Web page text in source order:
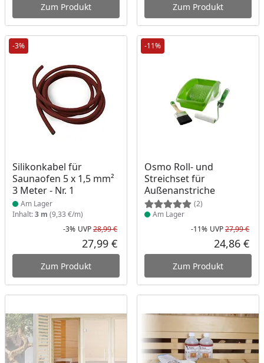
Zum Produkt Zum Produkt
-3%
Silikonkabel für
Saunaofen 5 x 1,5 mm²
3 Meter - Nr. 1
Produkt am Lager
Am Lager
Inhalt:3 m (9,33 €/m)
Rabatt in Prozent
-3%
Ursprünglicher Preis
UVP28,99 €
Aktueller Preis
27,99 €
Zum Produkt
-11%
Osmo Roll- und
Streichset für
Außenanstriche
(2)
Produkt am Lager
Am Lager
-11% UVP27,99 €
24,86 €
Zum Produkt